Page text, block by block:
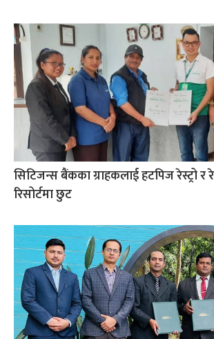
सिटिजन्स बैंकका ग्राहकलाई हटपिज रेस्ट्रो र
रिसोर्टमा छुट